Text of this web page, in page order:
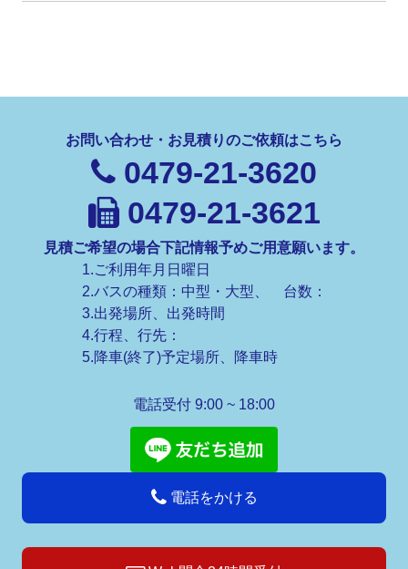
お問い合わせ・お見積りのご依頼はこちら
0479-21-3620
0479-21-3621
見積ご希望の場合下記情報予めご用意願います。
1.ご利用年月日曜日
2.バスの種類：中型・大型、 台数：
3.出発場所、出発時間
4.行程、行先：
5.降車(終了)予定場所、降車時
電話受付 9:00 ~ 18:00
電話をかける